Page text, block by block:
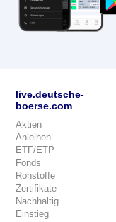
live.deutsche-
boerse.com
Aktien
Anleihen
ETF/ETP
Fonds
Rohstoffe
Zertifikate
Nachhaltig
Einstieg